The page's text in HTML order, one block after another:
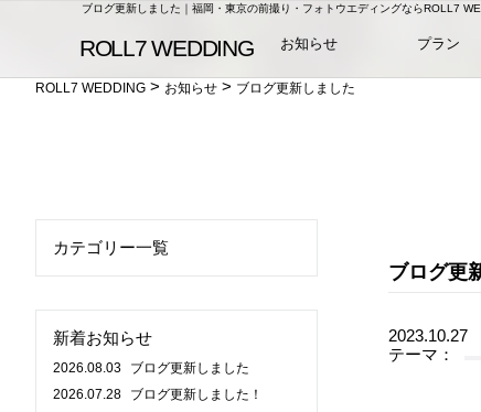
ブログ更新しました｜福岡・東京の前撮り・フォトウエディングならROLL7
お知らせ プラン
ROLL7 WEDDING > お知らせ > ブログ更新しました
ブログ更
2023.10.27
テーマ：
カテゴリー一覧
新着お知らせ
2026.08.03
ブログ更新しました
2026.07.28
ブログ更新しました！